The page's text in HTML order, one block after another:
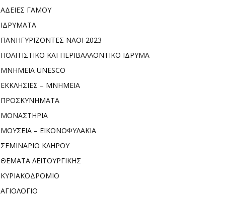
ΑΔΕΙΕΣ ΓΑΜΟΥ
ΙΔΡΥΜΑΤΑ
ΠΑΝΗΓΥΡΙΖΟΝΤΕΣ ΝΑΟΙ 2023
ΠΟΛΙΤΙΣΤΙΚΟ ΚΑΙ ΠΕΡΙΒΑΛΛΟΝΤΙΚΟ ΙΔΡΥΜΑ
ΜΝΗΜΕΙΑ UNESCO
ΕΚΚΛΗΣΙΕΣ – ΜΝΗΜΕΙΑ
ΠΡΟΣΚΥΝΗΜΑΤΑ
ΜΟΝΑΣΤΗΡΙΑ
ΜΟΥΣΕΙΑ – ΕΙΚΟΝΟΦΥΛΑΚΙΑ
ΣΕΜΙΝΑΡΙΟ ΚΛΗΡΟΥ
ΘΕΜΑΤΑ ΛΕΙΤΟΥΡΓΙΚΗΣ
ΚΥΡΙΑΚΟΔΡΟΜΙΟ
ΑΓΙΟΛΟΓΙΟ